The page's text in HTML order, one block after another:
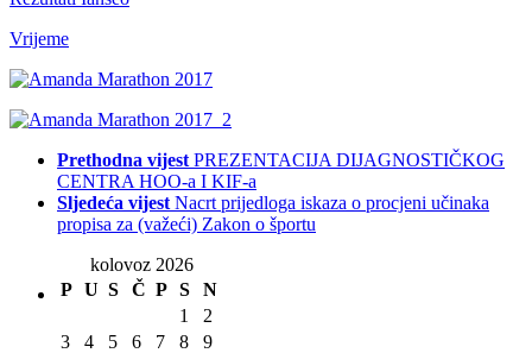
Vrijeme
Prethodna vijest PREZENTACIJA DIJAGNOSTIČKOG
CENTRA HOO-a I KIF-a
Sljedeća vijest Nacrt prijedloga iskaza o procjeni učinaka
propisa za (važeći) Zakon o športu
kolovoz 2026
P U S Č P S
N
1
2
3
4 5 6 7 8
9